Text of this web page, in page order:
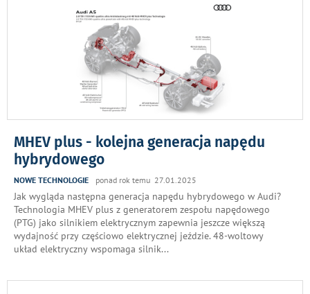
MHEV plus - kolejna generacja napędu
hybrydowego
NOWE TECHNOLOGIE ponad rok temu 27.01.2025
Jak wygląda następna generacja napędu hybrydowego w Audi?
Technologia MHEV plus z generatorem zespołu napędowego
(PTG) jako silnikiem elektrycznym zapewnia jeszcze większą
wydajność przy częściowo elektrycznej jeździe. 48-woltowy
układ elektryczny wspomaga silnik...